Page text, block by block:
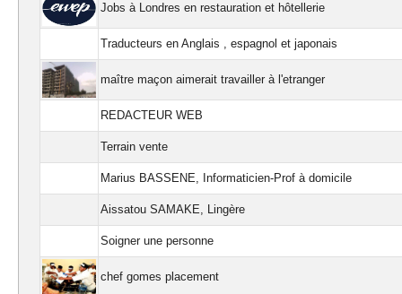
Jobs à Londres en restauration et hôtellerie
Traducteurs en Anglais , espagnol et japonais
maître maçon aimerait travailler à l'etranger
REDACTEUR WEB
Terrain vente
Marius BASSENE, Informaticien-Prof à domicile
Aissatou SAMAKE, Lingère
Soigner une personne
chef gomes placement